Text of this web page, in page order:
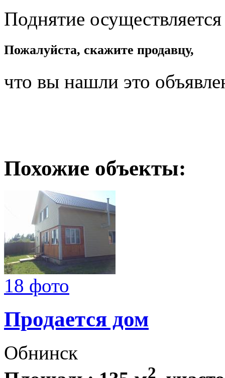
Поднятие
Пожалуйста, скажите продавцу,
что вы нашли это
Похожие объекты:
18 фото
Продается дом
Обнинск
2